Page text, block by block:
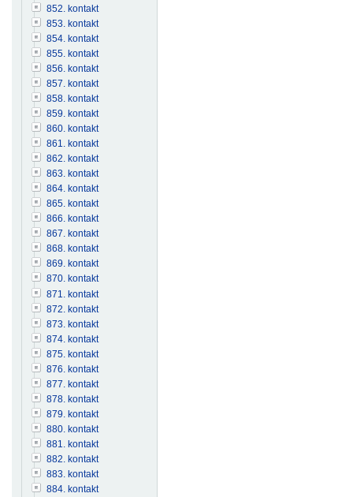
852. kontakt
853. kontakt
854. kontakt
855. kontakt
856. kontakt
857. kontakt
858. kontakt
859. kontakt
860. kontakt
861. kontakt
862. kontakt
863. kontakt
864. kontakt
865. kontakt
866. kontakt
867. kontakt
868. kontakt
869. kontakt
870. kontakt
871. kontakt
872. kontakt
873. kontakt
874. kontakt
875. kontakt
876. kontakt
877. kontakt
878. kontakt
879. kontakt
880. kontakt
881. kontakt
882. kontakt
883. kontakt
884. kontakt